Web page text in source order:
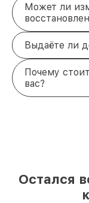
Может ли
Выдаёте ли
Почему
вас?
Остался